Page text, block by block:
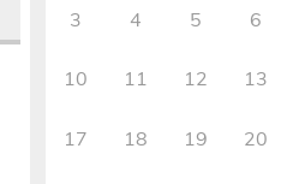
3 4 5 6
10 11 12 13
17 18 19 20